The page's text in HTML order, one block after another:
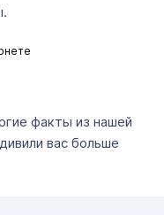
факты из нашей
вас больше